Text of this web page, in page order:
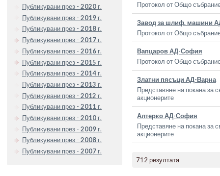
Публикувани през - 2020 г.
Публикувани през - 2019 г.
Публикувани през - 2018 г.
Публикувани през - 2017 г.
Публикувани през - 2016 г.
Публикувани през - 2015 г.
Публикувани през - 2014 г.
Публикувани през - 2013 г.
Публикувани през - 2012 г.
Публикувани през - 2011 г.
Публикувани през - 2010 г.
Публикувани през - 2009 г.
Публикувани през - 2008 г.
Публикувани през - 2007 г.
Протокол от Общо
Завод за шлиф. машини
Протокол от Общо
Вапцаров АД-София
Протокол от Общо
Златни пясъци АД-Варна
Представяне на покана за
акционерите
Алтерко АД-София
Представяне на покана за
акционерите
712 резултата